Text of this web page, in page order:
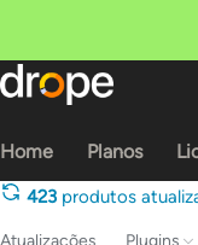
Home Planos
423 produtos
Atualizações Plugins